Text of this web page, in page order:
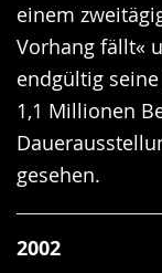
einem
Vorhang fällt«
endgültig
1,1 Millionen
gesehen.
2002